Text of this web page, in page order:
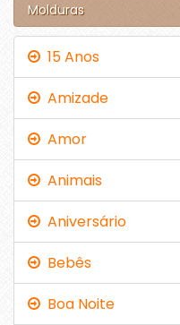
Molduras
15 Anos
Amizade
Amor
Animais
Aniversário
Bebês
Boa Noite